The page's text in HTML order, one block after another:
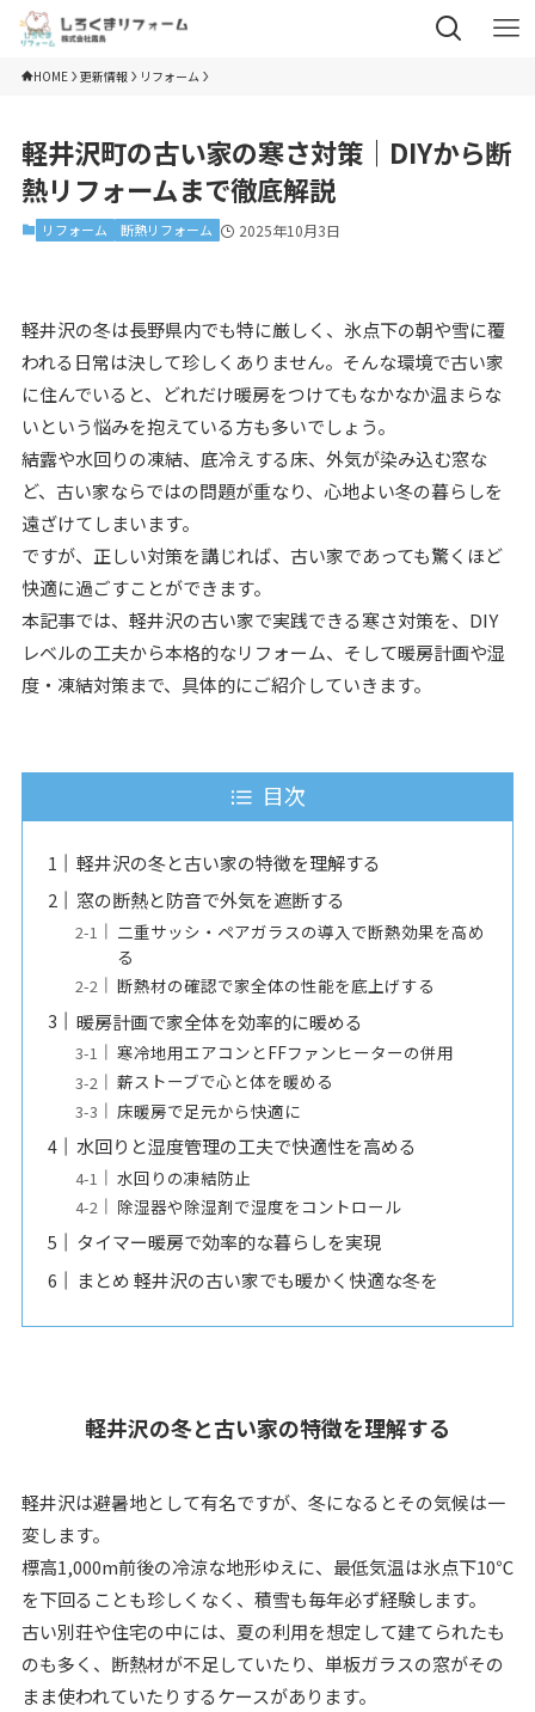
HOME 更新情報 リフォーム
軽井沢町の古い家の寒さ対策｜DIYから断
熱リフォームまで徹底解説
リフォーム 断熱リフォーム 2025年10月3日
軽井沢の冬は長野県内でも特に厳しく、氷点下の朝や雪に覆
われる日常は決して珍しくありません。そんな環境で古い家
に住んでいると、どれだけ暖房をつけてもなかなか温まらな
いという悩みを抱えている方も多いでしょう。
結露や水回りの凍結、底冷えする床、外気が染み込む窓な
ど、古い家ならではの問題が重なり、心地よい冬の暮らしを
遠ざけてしまいます。
ですが、正しい対策を講じれば、古い家であっても驚くほど
快適に過ごすことができます。
本記事では、軽井沢の古い家で実践できる寒さ対策を、DIY
レベルの工夫から本格的なリフォーム、そして暖房計画や湿
度・凍結対策まで、具体的にご紹介していきます。
目次
軽井沢の冬と古い家の特徴を理解する
窓の断熱と防音で外気を遮断する
二重サッシ・ペアガラスの導入で断熱効果を高め
る
断熱材の確認で家全体の性能を底上げする
暖房計画で家全体を効率的に暖める
寒冷地用エアコンとFFファンヒーターの併用
薪ストーブで心と体を暖める
床暖房で足元から快適に
水回りと湿度管理の工夫で快適性を高める
水回りの凍結防止
除湿器や除湿剤で湿度をコントロール
タイマー暖房で効率的な暮らしを実現
まとめ 軽井沢の古い家でも暖かく快適な冬を
軽井沢の冬と古い家の特徴を理解する
軽井沢は避暑地として有名ですが、冬になるとその気候は一
変します。
標高1,000m前後の冷涼な地形ゆえに、最低気温は氷点下10℃
を下回ることも珍しくなく、積雪も毎年必ず経験します。
古い別荘や住宅の中には、夏の利用を想定して建てられたも
のも多く、断熱材が不足していたり、単板ガラスの窓がその
まま使われていたりするケースがあります。